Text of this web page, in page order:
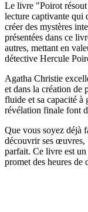
Le livre "Poirot
lecture captivante qui
créer des mystères
présentées dans ce
autres, mettant en
détective Hercule
Agatha Christie
et dans la création de
fluide et sa capacité à
révélation finale font
Que vous soyez déjà
découvrir ses
parfait. Ce livre est
promet des heures de